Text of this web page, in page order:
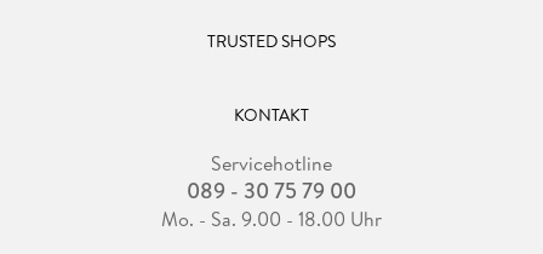
TRUSTED SHOPS
KONTAKT
Servicehotline
089 - 30 75 79 00
Mo. - Sa. 9.00 - 18.00 Uhr